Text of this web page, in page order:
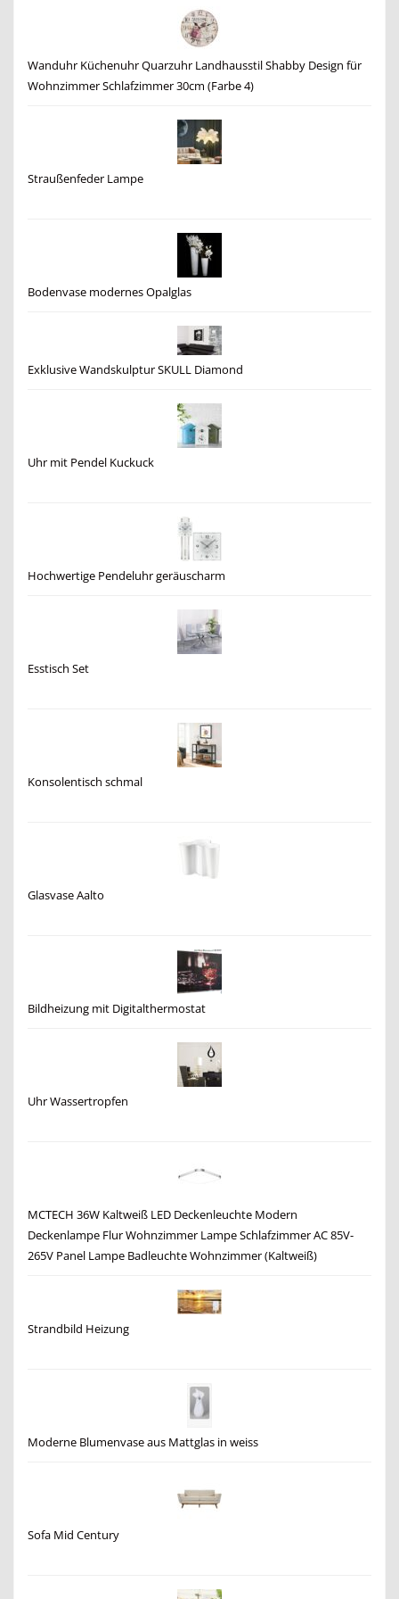
Wanduhr Küchenuhr Quarzuhr Landhausstil Shabby Design für
Wohnzimmer Schlafzimmer 30cm (Farbe 4)
Straußenfeder Lampe
Bodenvase modernes Opalglas
Exklusive Wandskulptur SKULL Diamond
Uhr mit Pendel Kuckuck
Hochwertige Pendeluhr geräuscharm
Esstisch Set
Konsolentisch schmal
Glasvase Aalto
Bildheizung mit Digitalthermostat
Uhr Wassertropfen
MCTECH 36W Kaltweiß LED Deckenleuchte Modern
Deckenlampe Flur Wohnzimmer Lampe Schlafzimmer AC 85V-
265V Panel Lampe Badleuchte Wohnzimmer (Kaltweiß)
Strandbild Heizung
Moderne Blumenvase aus Mattglas in weiss
Sofa Mid Century